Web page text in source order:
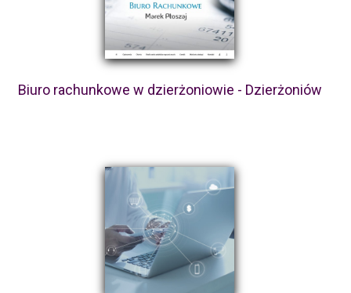
Biuro rachunkowe w dzierżoniowie - Dzierżoniów